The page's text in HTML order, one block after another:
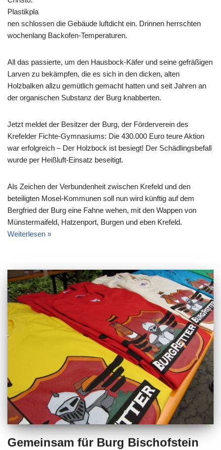
Plastikpla
nen schlossen die Gebäude luftdicht ein. Drinnen herrschten
wochenlang Backofen-Temperaturen.
All das passierte, um den Hausbock-Käfer und seine gefräßigen
Larven zu bekämpfen, die es sich in den dicken, alten
Holzbalken allzu gemütlich gemacht hatten und seit Jahren an
der organischen Substanz der Burg knabberten.
Jetzt meldet der Besitzer der Burg, der Förderverein des
Krefelder Fichte-Gymnasiums: Die 430.000 Euro teure Aktion
war erfolgreich – Der Holzbock ist besiegt! Der Schädlingsbefall
wurde per Heißluft-Einsatz beseitigt.
Als Zeichen der Verbundenheit zwischen Krefeld und den
beteiligten Mosel-Kommunen soll nun wird künftig auf dem
Bergfried der Burg eine Fahne wehen, mit den Wappen von
Münstermaifeld, Hatzenport, Burgen und eben Krefeld.
Weiterlesen »
Gemeinsam für Burg Bischofstein